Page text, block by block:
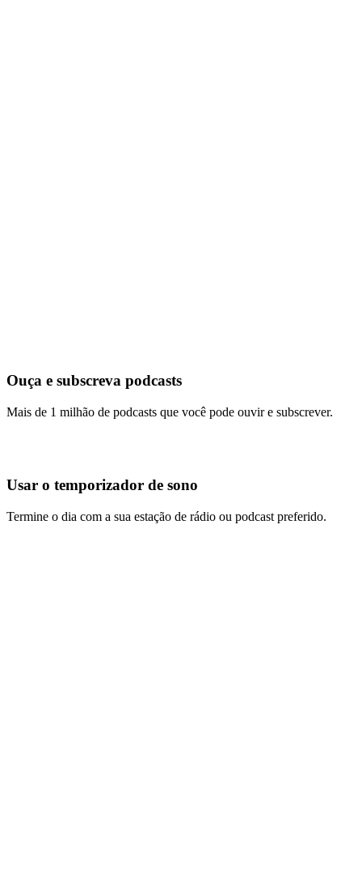
Ouça e subscreva podcasts
Mais de 1 milhão de podcasts que você pode ouvir e subscrever.
Usar o temporizador de sono
Termine o dia com a sua estação de rádio ou podcast preferido.